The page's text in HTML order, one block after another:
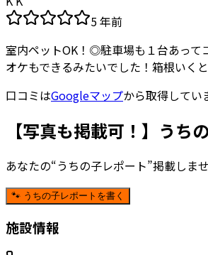
5 年前
室内ペットOK！◎駐車場も１台あって
オケもできるみたいでした！箱根いく
口コミはGoogleマップから取得してい
【写真も掲載可！】うち
あなたの“うちの子レポート”掲載しま
🐾 うちの子レポートを書く
施設情報